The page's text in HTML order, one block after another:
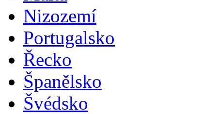
Nizozemí
Portugalsko
Řecko
Španělsko
Švédsko